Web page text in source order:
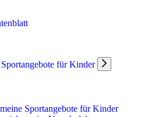
für Kinder
Sportangebote für Kinder